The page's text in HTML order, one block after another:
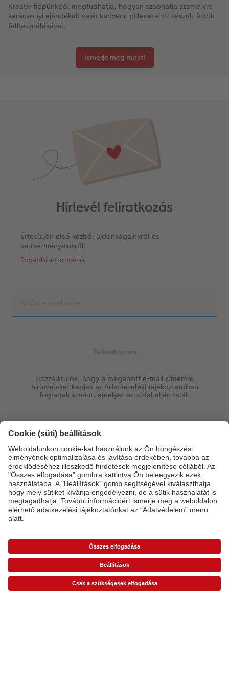
Kreatív tippünkből megtudhatja, hogyan szabhatja személyre
karácsonyi ajándékait saját kedvenc pillanatairól készült fotók
felhasználásával.
Ismerje meg most!
Hírlevél feliratkozás
Értesüljön első kézből újdonságainkról és
kedvezményeinkről!
További információ
Hozzájárulok, hogy a megadott e-mail címemre
hírleveleket kapjak az Adatkezelési tájékoztatóban
foglaltak szerint, amelyet az oldal alján talál.
Fizetési módok
Kiszállítást végző partnereink
Minőség & Megbízhatóság
A vállalat
*Az árak ajánlott fogyasztói árak és az ÁFÁ-t tartalmazzák, de nem tartalmazzák a
szállítási költséget (üzletben történő átvétel esetén sem).
A képen látható